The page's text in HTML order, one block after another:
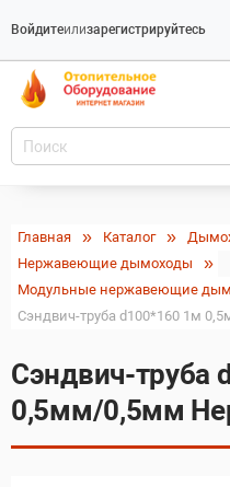
Войдитеилизарегистрируйтесь
Главная Каталог
Нержавеющие дымоходы
Модульные нержавеющие
Сэндвич-труба d100*160 1м
Сэндвич-труба
0,5мм/0,5мм